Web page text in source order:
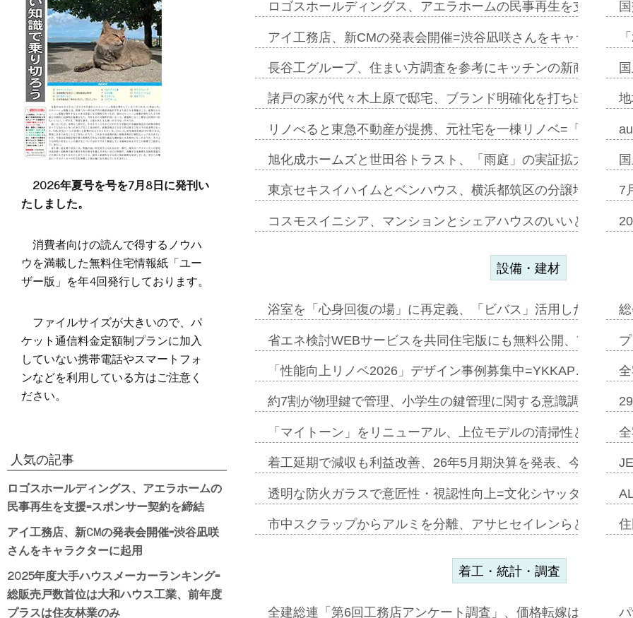
ロゴスホールディングス、アエラホームの民事再生を支援=ス
アイ工務店、新CMの発表会開催=渋谷凪咲さんをキャラクタ
長谷工グループ、住まい方調査を参考にキッチンの新商品=「
諸戸の家が代々木上原で邸宅、ブランド明確化を打ち出す=年
リノべると東急不動産が提携、元社宅を一棟リノベ=「職住遊
旭化成ホームズと世田谷トラスト、「雨庭」の実証拡大へ=ガ
東京セキスイハイムとベンハウス、横浜都筑区の分譲地開発で
コスモスイニシア、マンションとシェアハウスのいいとこどり
7
設備・建材
浴室を「心身回復の場」に再定義、「ビバス」活用した新入浴
省エネ検討WEBサービスを共同住宅版にも無料公開、YKKAP
「性能向上リノベ2026」デザイン事例募集中=YKKAP…
約7割が物理鍵で管理、小学生の鍵管理に関する意識調査
「マイトーン」をリニューアル、上位モデルの清掃性と安全
着工延期で減収も利益改善、26年5月期決算を発表、今期は増
透明な防火ガラスで意匠性・視認性向上=文化シヤッター…
市中スクラップからアルミを分離、アサヒセイレンらと協働開
着工・統計・調査
全建総連「第6回工務店アンケート調査」、価格転嫁は十分に
2026年夏号を号を7月8日に発刊い
たしました。
消費者向けの読んで得するノウハ
ウを満載した無料住宅情報紙「ユー
ザー版」を年4回発行しております。
ファイルサイズが大きいので、パ
ケット通信料金定額制プランに加入
していない携帯電話やスマートフォ
ンなどを利用している方はご注意く
ださい。
人気の記事
ロゴスホールディングス、アエラホームの
民事再生を支援=スポンサー契約を締結
アイ工務店、新CMの発表会開催=渋谷凪咲
さんをキャラクターに起用
2025年度大手ハウスメーカーランキング=
総販売戸数首位は大和ハウス工業、前年度
プラスは住友林業のみ